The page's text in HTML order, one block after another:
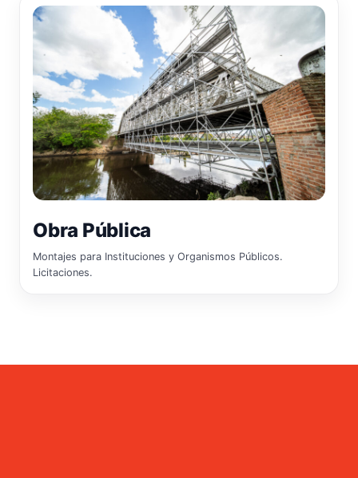
Obra Pública
Montajes para Instituciones y Organismos Públicos.
Licitaciones.